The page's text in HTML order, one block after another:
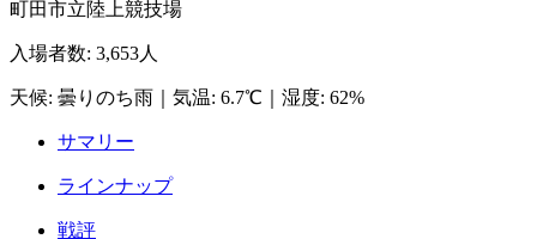
町田市立陸上競技場
入場者数: 3,653人
天候: 曇りのち雨 気温: 6.7℃ 湿度: 62%
サマリー
ラインナップ
戦評